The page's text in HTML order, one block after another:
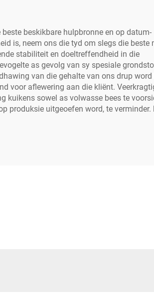
beskikbare hulpbronne en op datum-
is, neem ons die tyd om slegs die beste
stabiliteit en doeltreffendheid in die
as gevolg van sy spesiale
van die gehalte van ons drup word
voor aflewering aan die kliënt.
kuikens sowel as volwasse bees te
produksie uitgeoefen word, te verminder.